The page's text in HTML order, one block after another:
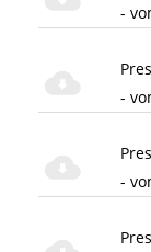
-
-
-